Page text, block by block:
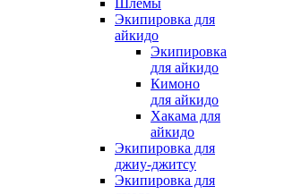
Шлемы
Экипировка для
айкидо
Экипировка
для айкидо
Кимоно
для айкидо
Хакама для
айкидо
Экипировка для
джиу-джитсу
Экипировка для